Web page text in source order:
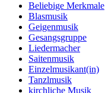
Beliebige Merkmale
Blasmusik
Geigenmusik
Gesangsgruppe
Liedermacher
Saitenmusik
Einzelmusikant(in)
Tanzlmusik
kirchliche Musik